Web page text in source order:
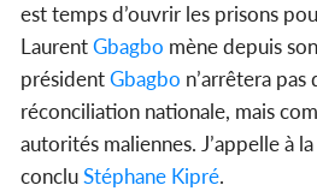
est temps d’ouvrir les prisons
LaurentGbagbo mène depuis
présidentGbagbo n’arrêtera
réconciliation nationale, mais
autorités maliennes. J’appelle à
concluStéphane Kipré.